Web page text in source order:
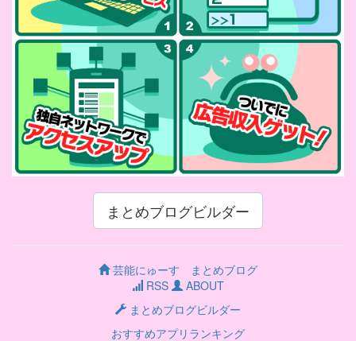
まとめブログビルダー
芸能にゅーす まとめブログ
RSS
ABOUT
まとめブログビルダー
おすすめアプリランキング